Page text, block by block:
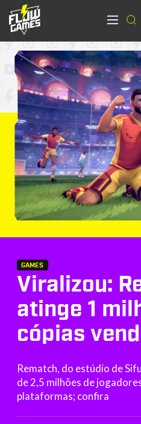
GAMES
Viralizou:
atinge 1
cópias
Rematch, do estúdio de
de 2,5 milhões de
plataformas; confira